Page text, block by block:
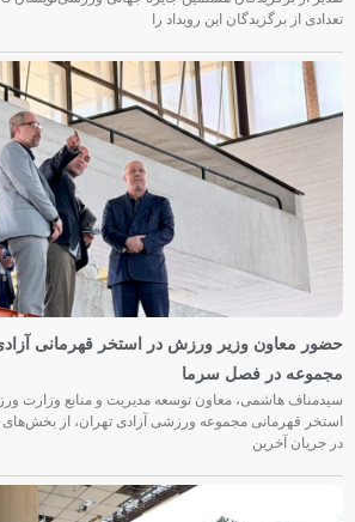
تعدادی از برگزیدگان این رویداد را
حضور معاون وزیر ورزش در استخر قهرمانی آزادی؛
مجموعه در فصل سرما
سیدمناف هاشمی، معاون توسعه مدیریت و منابع وزارت
استخر قهرمانی مجموعه ورزشی آزادی تهران، از بخش‌های
در جریان آخرین